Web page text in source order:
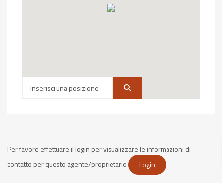
Per favore effettuare il login per visualizzare le informazioni di
contatto per questo agente/proprietario
Login